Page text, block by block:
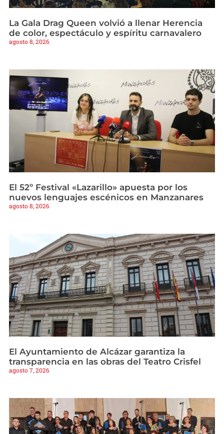
La Gala Drag Queen volvió a llenar Herencia
de color, espectáculo y espíritu carnavalero
agosto 8, 2026
El 52º Festival «Lazarillo» apuesta por los
nuevos lenguajes escénicos en Manzanares
agosto 8, 2026
El Ayuntamiento de Alcázar garantiza la
transparencia en las obras del Teatro Crisfel
agosto 7, 2026